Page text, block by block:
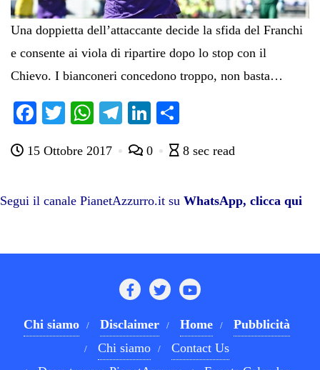
Una doppietta dell’attaccante decide la sfida del Franchi
e consente ai viola di ripartire dopo lo stop con il
Chievo. I bianconeri concedono troppo, non basta…
Fa
bo
T
tte
W
ts
pp
Te
gr
m
Li
ed di
di
15 Ottobre 2017 0 8 sec read
Segui il canale PianetAzzurro.it su WhatsApp, clicca qui
Chi siamo Disclaimer Home
Pubblicità
Chi siamo
Contact Us